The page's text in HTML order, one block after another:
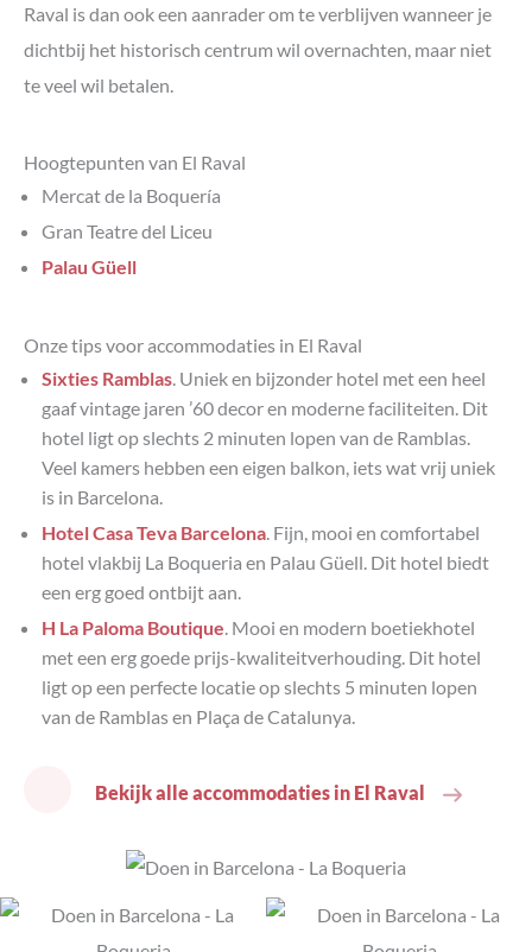
Raval is dan ook een aanrader om te verblijven wanneer je
dichtbij het historisch centrum wil overnachten, maar niet
te veel wil betalen.
Hoogtepunten van El Raval
Mercat de la Boquería
Gran Teatre del Liceu
Palau Güell
Onze tips voor accommodaties in El Raval
Sixties Ramblas. Uniek en bijzonder hotel met een heel
gaaf vintage jaren ’60 decor en moderne faciliteiten. Dit
hotel ligt op slechts 2 minuten lopen van de Ramblas.
Veel kamers hebben een eigen balkon, iets wat vrij uniek
is in Barcelona.
Hotel Casa Teva Barcelona. Fijn, mooi en comfortabel
hotel vlakbij La Boqueria en Palau Güell. Dit hotel biedt
een erg goed ontbijt aan.
H La Paloma Boutique. Mooi en modern boetiekhotel
met een erg goede prijs-kwaliteitverhouding. Dit hotel
ligt op een perfecte locatie op slechts 5 minuten lopen
van de Ramblas en Plaça de Catalunya.
Bekijk alle accommodaties in El Raval